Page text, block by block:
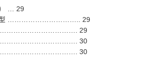
… 29
类型 ………………………….. 29
………………………………. 29
………………………………. 30
………………………………. 30